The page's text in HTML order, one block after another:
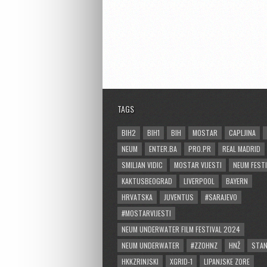
TAGS
BIH2 BIH1 BIH MOSTAR
CAPLJINA
NEUM
ENTER.BA PRO.PR
REAL MADRID
SMILJAN VIDIC
MOSTAR VIJESTI
NEUM
KAKTUSBEOGRAD
LIVERPOOL
BAYERN
HRVATSKA
JUVENTUS
#SARAJEVO
#MOSTARVIJESTI
NEUM UNDERWATER FILM FESTIVAL 2024
NEUM UNDERWATER
#ZZOHNZ HNŽ
HKKZRINJSKI
XGRID-1 LIPANJSKE ZORE